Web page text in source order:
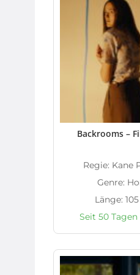
Backrooms –
Regie: Kane
Genre:
Länge:
Seit 50